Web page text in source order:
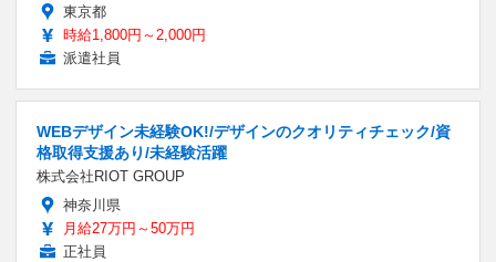
東京都
時給1,800円～2,000円
派遣社員
WEBデザイン未経験OK!/デザインのクオリティチェック/資
格取得支援あり/未経験活躍
株式会社RIOT GROUP
神奈川県
月給27万円～50万円
正社員